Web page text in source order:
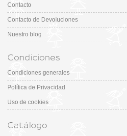
Contacto
Contacto de Devoluciones
Nuestro blog
Condiciones
Condiciones generales
Política de Privacidad
Uso de cookies
Catálogo